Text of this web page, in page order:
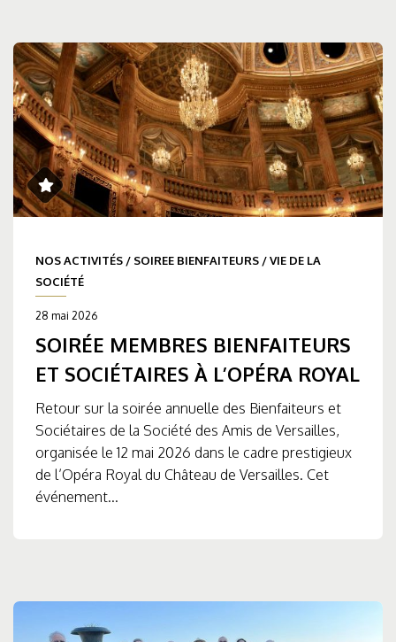
NOS ACTIVITÉS / SOIREE BIENFAITEURS /VIE DE LA
SOCIÉTÉ
28 mai 2026
SOIRÉE MEMBRES BIENFAITEURS
ET SOCIÉTAIRES À L’OPÉRA ROYAL
Retour sur la soirée annuelle des Bienfaiteurs et
Sociétaires de la Société des Amis de Versailles,
organisée le 12 mai 2026 dans le cadre prestigieux
de l’Opéra Royal du Château de Versailles. Cet
événement...